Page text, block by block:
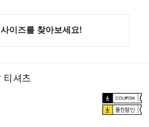
티셔츠
플친할인